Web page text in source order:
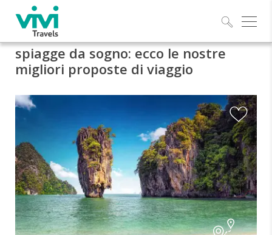
spiagge da sogno: ecco le nostre
migliori proposte di viaggio